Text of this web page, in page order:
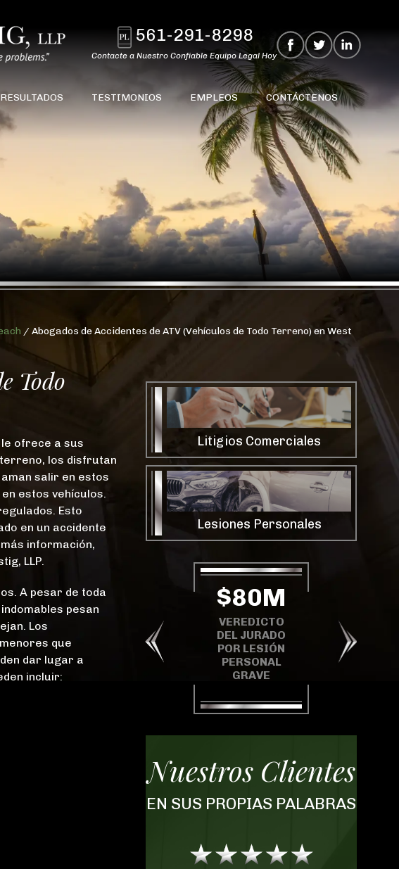
561-291-8298
Contacte a Nuestro Confiable Equipo Legal Hoy
RESULTADOS TESTIMONIOS EMPLEOS CONTÁCTENOS
/ Abogados de Accidentes de ATV (Vehículos de Todo Terreno) en West
Todo
ofrece a sus
terreno, los disfrutan
salir en estos
estos vehículos.
Esto
en un accidente
información,
LLP.
A pesar de toda
pesan
Los
que
dar lugar a
incluir:
Litigios Comerciales
Lesiones Personales
POR
DE
VEREDICTO
DEL JURADO
POR LESIÓN
PERSONAL
$67.25M
VEREDICTO DEL
JURADO DE $67.25
MILLONES EN UN
CASO DEL
CONDADO DE
MARTIN
Nuestros Clientes
EN SUS PROPIAS PALABRAS